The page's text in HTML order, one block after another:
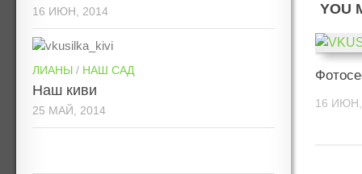
YOU
16 ИЮН,
16 ИЮН, 2014
ЛИАНЫ / НАШ САД
Наш киви
25 МАЙ, 2014